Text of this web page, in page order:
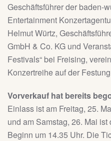
Geschäftsführer der baden-
Entertainment
Helmut Würtz,
GmbH & Co. KG und
Festivals“ bei Freising,
Konzertreihe auf der
Vorverkauf hat bereits
Einlass ist am Freitag, 25.
und am Samstag, 26. Mai
Beginn um 14.35 Uhr. Die